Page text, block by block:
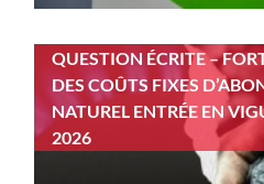
QUESTION ÉCRITE –
DES COÛTS FIXES
NATUREL ENTRÉE EN
2026